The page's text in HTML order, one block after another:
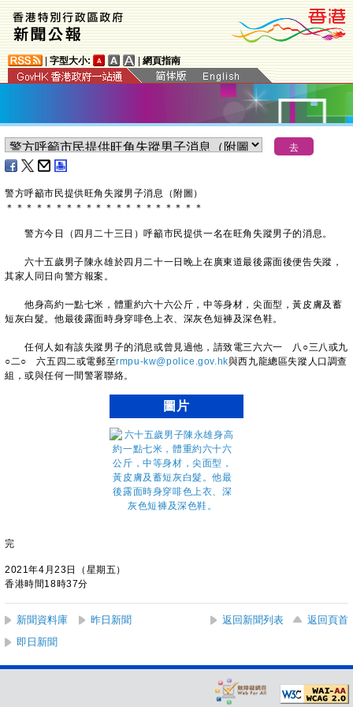
字型大小: 網頁指南
警方呼籲市民提供旺角失蹤男子消息（附圖）
＊ ＊ ＊ ＊ ＊ ＊ ＊ ＊ ＊ ＊ ＊ ＊ ＊ ＊ ＊ ＊ ＊ ＊ ＊ ＊
警方今日（四月二十三日）呼籲市民提供一名在旺角失蹤男子的消息。
六十五歲男子陳永雄於四月二十一日晚上在廣東道最後露面後便告失蹤，
其家人同日向警方報案。
他身高約一點七米，體重約六十六公斤，中等身材，尖面型，黃皮膚及蓄
短灰白髮。他最後露面時身穿啡色上衣、深灰色短褲及深色鞋。
任何人如有該失蹤男子的消息或曾見過他，請致電三六六一 八○三八或九
○二○ 六五四二或電郵至rmpu-kw@police.gov.hk與西九龍總區失蹤人口調查
組，或與任何一間警署聯絡。
圖片
完
2021年4月23日（星期五）
香港時間18時37分
新聞資料庫 昨日新聞 返回新聞列表
返回頁首
即日新聞